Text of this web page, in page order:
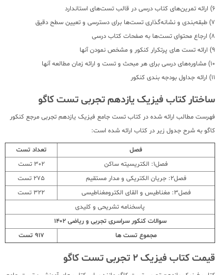
6) ارائه تمرین‌های کتاب درسی در قالب تست‌های استاندارد
7) طبقه‌بندی و نشانه‌گذاری تست‌ها برای دسترسی و تعیین سطح دقیق
8) ارجاع محتوای تست‌ها به صفحات کتاب درسی
9) ارائه تست های پرتکرار کنکور و مشخص نمودن آنها
10) مشاوره‌های درسی برای هر مبحث و تست و ارائه زمان مطالعه آنها
11) ارائه جداول بودجه بندی کنکور
ساختار کتاب فیزیک یازدهم تجربی تست کاگو
فهرست مطالب ارائه شده در کتاب تست جامع فیزیک یازدهم تجربی مرجع کنکور
کاگو به شرح جدول زیر در کتاب ارائه شده است:
فصل
تعداد تست
فصل1: الکتریسیته ساکن
302 تست
فصل2: جریان الکتریکی و مدار مستقیم
275 تست
فصل3: مغناطیس و القای الکترومغناطیسی
322 تست
پاسخنامه تشریحی و کلیدی
سوالات کنکور سراسری تجربی و ریاضی 1402
مجموع تست ها
917 تست
قیمت کتاب فیزیک 2 تجربی تست کاگو